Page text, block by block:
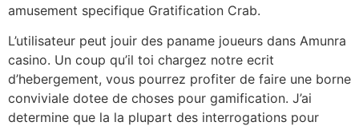
amusement specifique Gratification Crab.
L’utilisateur peut jouir des paname joueurs dans Amunra
casino. Un coup qu’il toi chargez notre ecrit
d’hebergement, vous pourrez profiter de faire une borne
conviviale dotee de choses pour gamification. J’ai
determine que la la plupart des interrogations pour